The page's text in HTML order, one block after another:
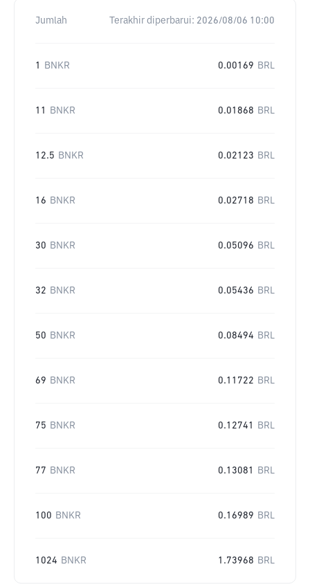
Jumlah Terakhir diperbarui: 2026/08/06 10:00
1 BNKR 0.00169 BRL
11 BNKR 0.01868 BRL
12.5 BNKR 0.02123 BRL
16 BNKR 0.02718 BRL
30 BNKR 0.05096 BRL
32 BNKR 0.05436 BRL
50 BNKR 0.08494 BRL
69 BNKR 0.11722 BRL
75 BNKR 0.12741 BRL
77 BNKR 0.13081 BRL
100 BNKR 0.16989 BRL
1024 BNKR 1.73968 BRL